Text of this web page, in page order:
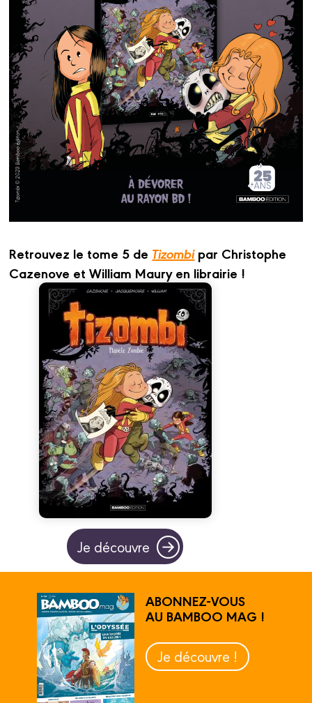
Retrouvez le tome 5 de Tizombipar Christophe
Cazenove et William Maury en librairie !
Je découvre
ABONNEZ-VOUS
AU BAMBOO MAG !
Je découvre !